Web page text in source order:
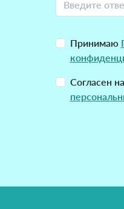
Принимаю
Согласен на